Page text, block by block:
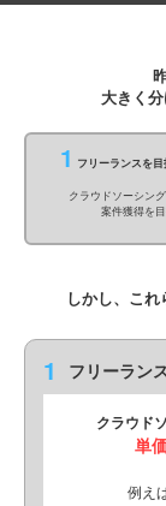
大きく
1 フリーランスを
クラウドソーシン
案件獲得を
しかし、こ
1 フリーラン
クラウド
単
例え